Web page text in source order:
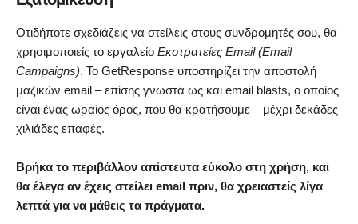
Οτιδήποτε σχεδιάζεις να στείλεις στους συνδρομητές σου, θα
χρησιμοποιείς το εργαλείο Εκστρατείες Εmail (Email
Campaigns). Το GetResponse υποστηρίζει την αποστολή
μαζικών email – επίσης γνωστά ως και email blasts, ο οποίος
είναι ένας ωραίος όρος, που θα κρατήσουμε – μέχρι δεκάδες
χιλιάδες επαφές.
Βρήκα το περιβάλλον απίστευτα εύκολο στη χρήση, και
θα έλεγα αν έχεις στείλει email πριν, θα χρειαστείς λίγα
λεπτά για να μάθεις τα πράγματα.